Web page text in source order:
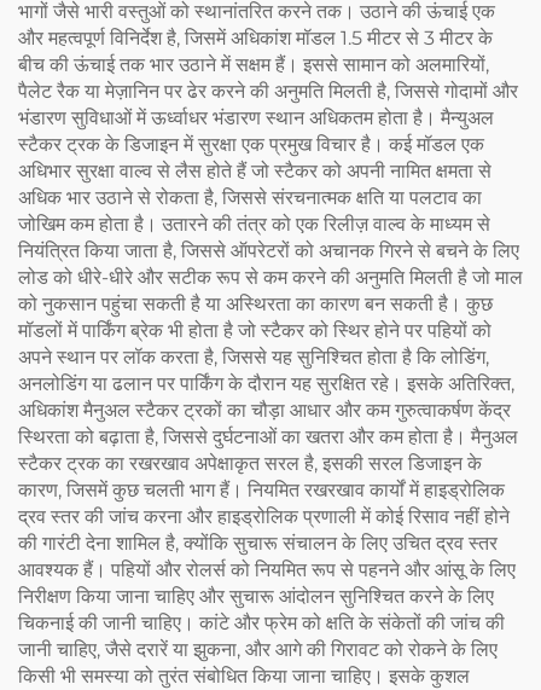
भागों जैसे भारी वस्तुओं को स्थानांतरित करने तक। उठाने की ऊंचाई एक
और महत्वपूर्ण विनिर्देश है, जिसमें अधिकांश मॉडल 1.5 मीटर से 3 मीटर के
बीच की ऊंचाई तक भार उठाने में सक्षम हैं। इससे सामान को अलमारियों,
पैलेट रैक या मेज़ानिन पर ढेर करने की अनुमति मिलती है, जिससे गोदामों और
भंडारण सुविधाओं में ऊर्ध्वाधर भंडारण स्थान अधिकतम होता है। मैन्युअल
स्टैकर ट्रक के डिजाइन में सुरक्षा एक प्रमुख विचार है। कई मॉडल एक
अधिभार सुरक्षा वाल्व से लैस होते हैं जो स्टैकर को अपनी नामित क्षमता से
अधिक भार उठाने से रोकता है, जिससे संरचनात्मक क्षति या पलटाव का
जोखिम कम होता है। उतारने की तंत्र को एक रिलीज़ वाल्व के माध्यम से
नियंत्रित किया जाता है, जिससे ऑपरेटरों को अचानक गिरने से बचने के लिए
लोड को धीरे-धीरे और सटीक रूप से कम करने की अनुमति मिलती है जो माल
को नुकसान पहुंचा सकती है या अस्थिरता का कारण बन सकती है। कुछ
मॉडलों में पार्किंग ब्रेक भी होता है जो स्टैकर को स्थिर होने पर पहियों को
अपने स्थान पर लॉक करता है, जिससे यह सुनिश्चित होता है कि लोडिंग,
अनलोडिंग या ढलान पर पार्किंग के दौरान यह सुरक्षित रहे। इसके अतिरिक्त,
अधिकांश मैनुअल स्टैकर ट्रकों का चौड़ा आधार और कम गुरुत्वाकर्षण केंद्र
स्थिरता को बढ़ाता है, जिससे दुर्घटनाओं का खतरा और कम होता है। मैनुअल
स्टैकर ट्रक का रखरखाव अपेक्षाकृत सरल है, इसकी सरल डिजाइन के
कारण, जिसमें कुछ चलती भाग हैं। नियमित रखरखाव कार्यों में हाइड्रोलिक
द्रव स्तर की जांच करना और हाइड्रोलिक प्रणाली में कोई रिसाव नहीं होने
की गारंटी देना शामिल है, क्योंकि सुचारू संचालन के लिए उचित द्रव स्तर
आवश्यक हैं। पहियों और रोलर्स को नियमित रूप से पहनने और आंसू के लिए
निरीक्षण किया जाना चाहिए और सुचारू आंदोलन सुनिश्चित करने के लिए
चिकनाई की जानी चाहिए। कांटे और फ्रेम को क्षति के संकेतों की जांच की
जानी चाहिए, जैसे दरारें या झुकना, और आगे की गिरावट को रोकने के लिए
किसी भी समस्या को तुरंत संबोधित किया जाना चाहिए। इसके कुशल